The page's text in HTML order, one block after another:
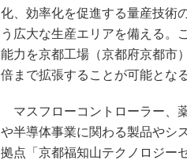
化、効率化を促進する量産技術
う広大な生産エリアを備える。
能力を京都工場（京都府京都市
倍まで拡張することが可能となる
マスフローコントローラー、
や半導体事業に関わる製品やシ
拠点「京都福知山テクノロジー